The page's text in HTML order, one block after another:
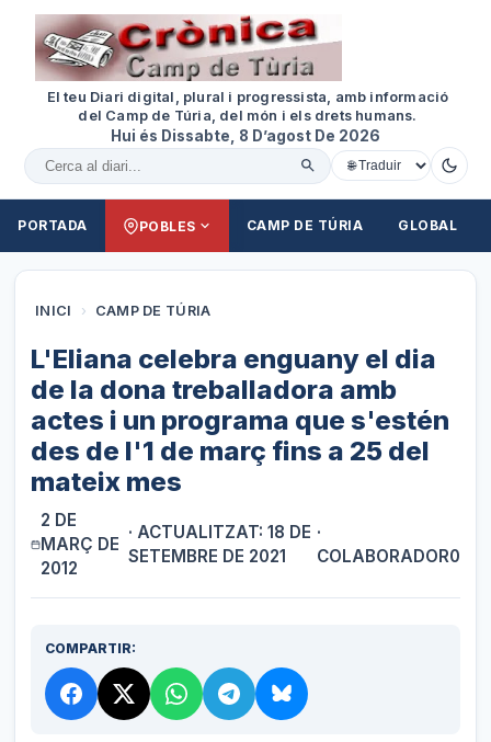
El teu Diari digital, plural i progressista, amb informació
del Camp de Túria, del món i els drets humans.
Hui és Dissabte, 8 D’agost De 2026
Cercar al diari
PORTADA POBLES CAMP DE TÚRIA GLOBAL
INICI › CAMP DE TÚRIA
L'Eliana celebra enguany el dia
de la dona treballadora amb
actes i un programa que s'estén
des de l'1 de març fins a 25 del
mateix mes
2 DE
MARÇ DE
2012
· ACTUALITZAT: 18 DE
SETEMBRE DE 2021
·
COLABORADOR0
COMPARTIR: